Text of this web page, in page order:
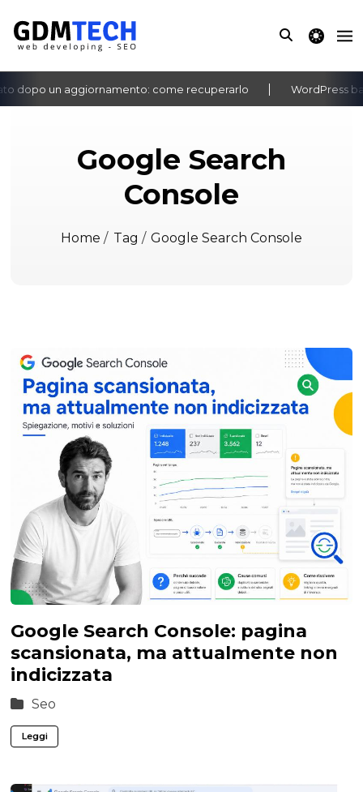
theme
dopo un aggiornamento: come recuperarlo WordPress
‹ ›
Google Search
Console
Home/ Tag / Google Search Console
Google Search Console: pagina
scansionata, ma attualmente non
indicizzata
Seo
Leggi